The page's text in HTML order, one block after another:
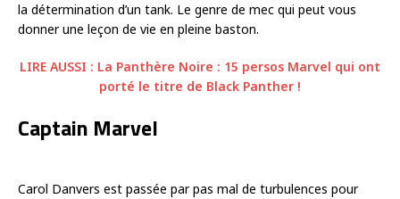
la détermination d’un tank. Le genre de mec qui peut vous
donner une leçon de vie en pleine baston.
LIRE AUSSI : La Panthère Noire : 15 persos Marvel qui ont
porté le titre de Black Panther !
Captain Marvel
Carol Danvers est passée par pas mal de turbulences pour